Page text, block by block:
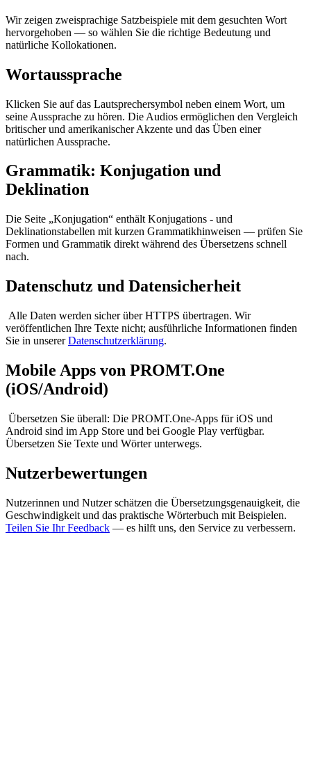
Wir zeigen zweisprachige Satzbeispiele mit dem gesuchten Wort
hervorgehoben — so wählen Sie die richtige Bedeutung und
natürliche Kollokationen.
Wortaussprache
Klicken Sie auf das Lautsprechersymbol neben einem Wort, um
seine Aussprache zu hören. Die Audios ermöglichen den Vergleich
britischer und amerikanischer Akzente und das Üben einer
natürlichen Aussprache.
Grammatik: Konjugation und
Deklination
Die Seite „Konjugation“ enthält Konjugations - und
Deklinationstabellen mit kurzen Grammatikhinweisen — prüfen Sie
Formen und Grammatik direkt während des Übersetzens schnell
nach.
Datenschutz und Datensicherheit
Alle Daten werden sicher über HTTPS übertragen. Wir
veröffentlichen Ihre Texte nicht; ausführliche Informationen finden
Sie in unsererDatenschutzerklärung.
Mobile Apps von PROMT.One
(iOS/Android)
Übersetzen Sie überall: Die PROMT.One-Apps für iOS und
Android sind im App Store und bei Google Play verfügbar.
Übersetzen Sie Texte und Wörter unterwegs.
Nutzerbewertungen
Nutzerinnen und Nutzer schätzen die Übersetzungsgenauigkeit, die
Geschwindigkeit und das praktische Wörterbuch mit Beispielen.
Teilen Sie Ihr Feedback — es hilft uns, den Service zu verbessern.